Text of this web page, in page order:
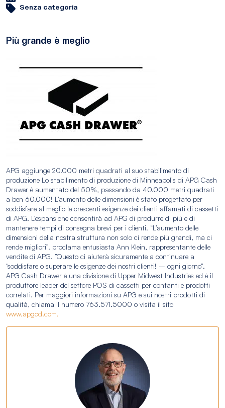
Senza categoria
Più grande è meglio
APG aggiunge 20.000 metri quadrati al suo stabilimento di
produzione Lo stabilimento di produzione di Minneapolis di APG Cash
Drawer è aumentato del 50%, passando da 40.000 metri quadrati
a ben 60.000! L’aumento delle dimensioni è stato progettato per
soddisfare al meglio le crescenti esigenze dei clienti affamati di cassetti
di APG. L’espansione consentirà ad APG di produrre di più e di
mantenere tempi di consegna brevi per i clienti. “L’aumento delle
dimensioni della nostra struttura non solo ci rende più grandi, ma ci
rende migliori”. proclama entusiasta Ann Klein, rappresentante delle
vendite di APG. “Questo ci aiuterà sicuramente a continuare a
‘soddisfare o superare le esigenze dei nostri clienti! – ogni giorno”.
APG Cash Drawer è una divisione di Upper Midwest Industries ed è il
produttore leader del settore POS di cassetti per contanti e prodotti
correlati. Per maggiori informazioni su APG e sui nostri prodotti di
qualità, chiama il numero 763.571.5000 o visita il sito
www.apgcd.com.